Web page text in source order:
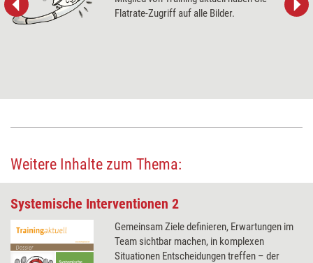
Flatrate-Zugriff auf alle Bilder.
Weitere Inhalte zum Thema:
Systemische Interventionen 2
Gemeinsam Ziele definieren, Erwartungen im
Team sichtbar machen, in komplexen
Situationen Entscheidungen treffen – der